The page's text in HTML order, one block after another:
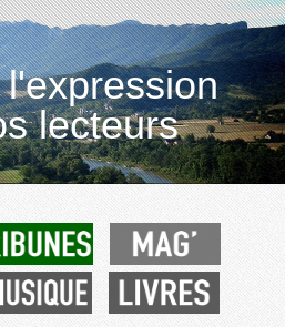
lecteurs